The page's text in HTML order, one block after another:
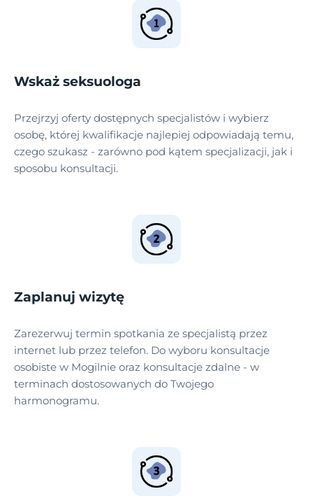
Wskaż seksuologa
Przejrzyj oferty dostępnych specjalistów i wybierz
osobę, której kwalifikacje najlepiej odpowiadają temu,
czego szukasz - zarówno pod kątem specjalizacji, jak i
sposobu konsultacji.
Zaplanuj wizytę
Zarezerwuj termin spotkania ze specjalistą przez
internet lub przez telefon. Do wyboru konsultacje
osobiste w Mogilnie oraz konsultacje zdalne - w
terminach dostosowanych do Twojego
harmonogramu.